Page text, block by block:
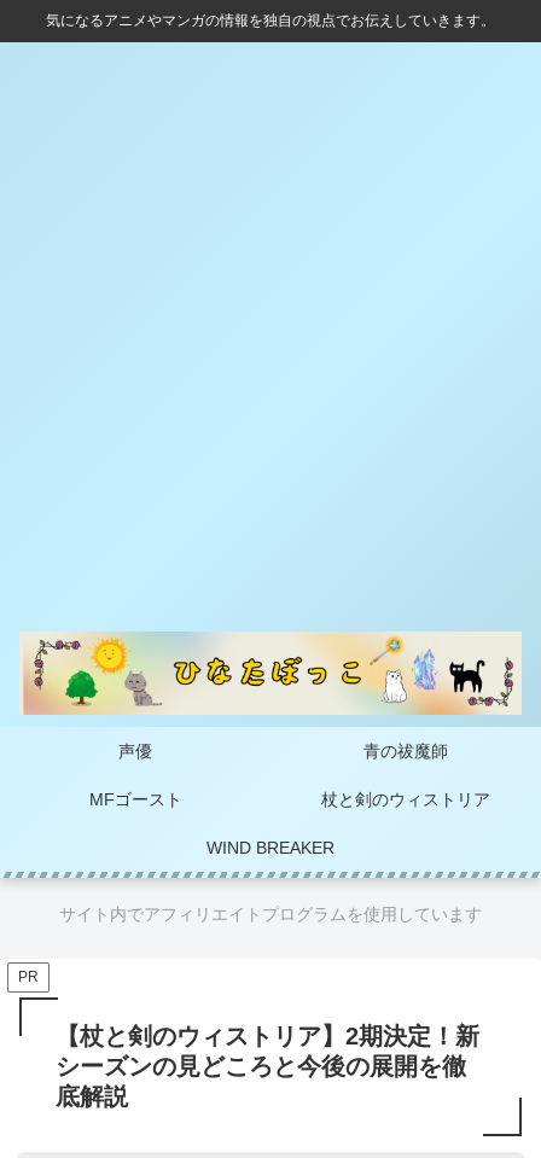
気になるアニメやマンガの情報を独自の視点でお伝えしていきます。
声優 青の祓魔師
MFゴースト 杖と剣のウィストリア
WIND BREAKER
サイト内でアフィリエイトプログラムを使用しています
PR
【杖と剣のウィストリア】2期決定！新
シーズンの見どころと今後の展開を徹
底解説